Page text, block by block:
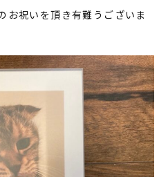
お祝いを頂き有難うございま